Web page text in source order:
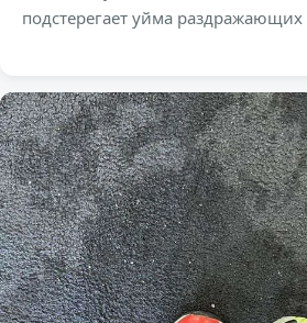
подстерегает уйма